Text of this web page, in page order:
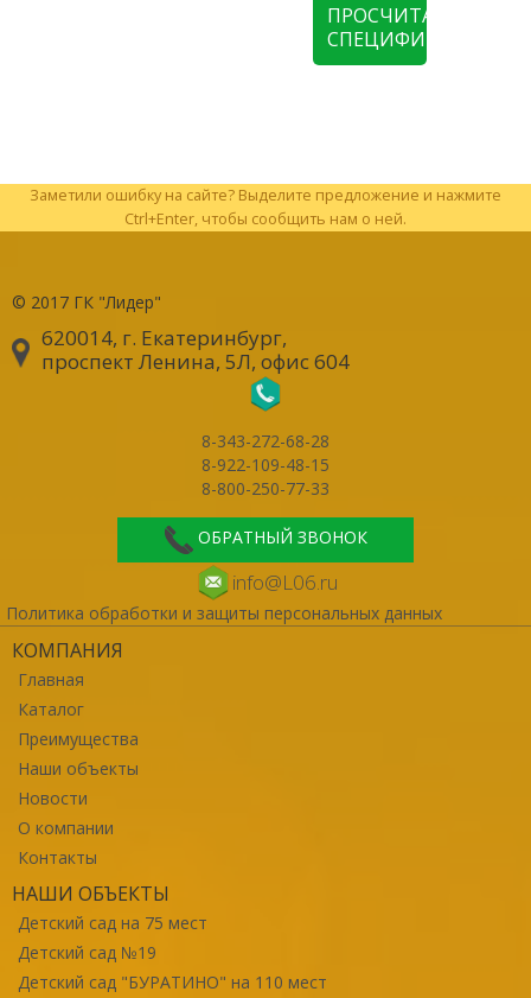
ПРОСЧИТАТЬ
СПЕЦИФИКАЦИЮ
Заметили ошибку на сайте? Выделите предложение и нажмите
Ctrl+Enter, чтобы сообщить нам о ней.
© 2017 ГК "Лидер"
620014, г. Екатеринбург,
проспект Ленина, 5Л, офис 604
8-343-272-68-28
8-922-109-48-15
8-800-250-77-33
ОБРАТНЫЙ ЗВОНОК
info@L06.ru
Политика обработки и защиты персональных данных
КОМПАНИЯ
Главная
Каталог
Преимущества
Наши объекты
Новости
О компании
Контакты
НАШИ ОБЪЕКТЫ
Детский сад на 75 мест
Детский сад №19
Детский сад "БУРАТИНО" на 110 мест